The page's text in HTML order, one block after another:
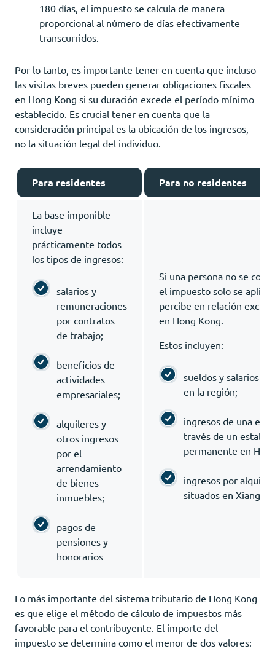
180 días, el impuesto se calcula de manera
proporcional al número de días efectivamente
transcurridos.
Por lo tanto, es importante tener en cuenta que incluso
las visitas breves pueden generar obligaciones fiscales
en Hong Kong si su duración excede el período mínimo
establecido. Es crucial tener en cuenta que la
consideración principal es la ubicación de los ingresos,
no la situación legal del individuo.
Para residentes Para no residentes
La base imponible
incluye
prácticamente todos
los tipos de ingresos:
salarios y
remuneraciones
por contratos
de trabajo;
beneficios de
actividades
empresariales;
alquileres y
otros ingresos
por el
arrendamiento
de bienes
inmuebles;
pagos de
pensiones y
honorarios
Si una persona no se
el impuesto solo se aplica
percibe en relación
en Hong Kong.
Estos incluyen:
sueldos y salarios
en la región;
ingresos de una
través de un
permanente en
ingresos por
situados en
Lo más importante del sistema tributario de Hong Kong
es que elige el método de cálculo de impuestos más
favorable para el contribuyente. El importe del
impuesto se determina como el menor de dos valores: